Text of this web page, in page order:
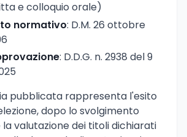
e colloquio orale)
normativo: D.M. 26 ottobre
: D.D.G. n. 2938 del 9
pubblicata rappresenta l'esito
dopo lo svolgimento
valutazione dei titoli dichiarati